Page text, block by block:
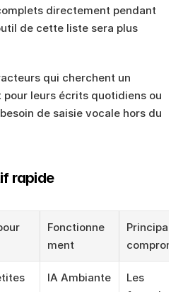
directement pendant
de cette liste sera plus
qui cherchent un
leurs écrits quotidiens ou
de saisie vocale hors du
rapide
Fonctionne
ment
Principal
IA Ambiante
Les